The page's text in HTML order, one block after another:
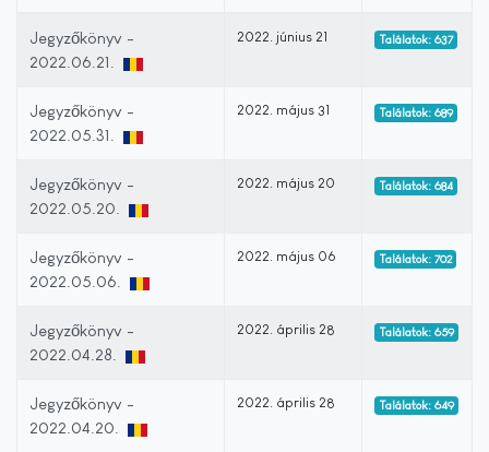
Jegyzőkönyv -
2022.06.21.
2022. június 21 Találatok: 637
Jegyzőkönyv -
2022.05.31.
2022. május 31 Találatok: 689
Jegyzőkönyv -
2022.05.20.
2022. május 20 Találatok: 684
Jegyzőkönyv -
2022.05.06.
2022. május 06 Találatok: 702
Jegyzőkönyv -
2022.04.28.
2022. április 28 Találatok: 659
Jegyzőkönyv -
2022.04.20.
2022. április 28 Találatok: 649